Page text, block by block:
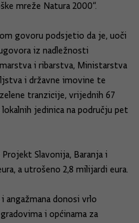
mreže Natura 2000“.
govoru podsjetio da je, uoči
iz nadležnosti
i ribarstva, Ministarstva
i državne imovine te
tranzicije, vrijednih 67
jedinica na području pet
Slavonija, Baranja i
a utrošeno 2,8 milijardi eura.
angažmana donosi vrlo
i općinama za